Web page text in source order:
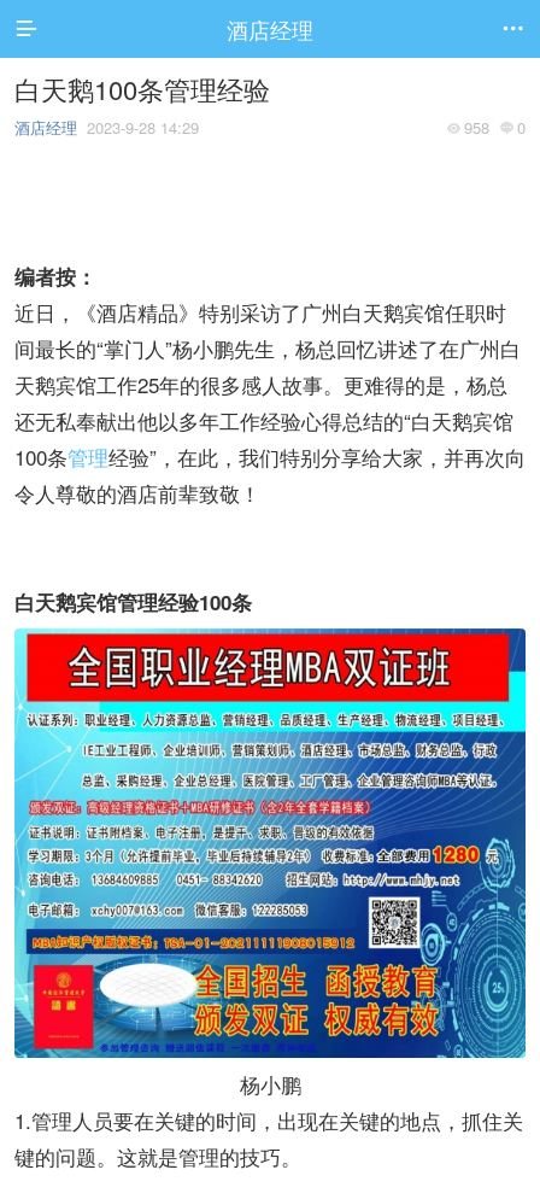
 酒店经理 
白天鹅100条管理经验
 958  0
酒店经理 2023-9-28 14:29
编者按：
近日，《酒店精品》特别采访了广州白天鹅宾馆任职时
间最长的“掌门人”杨小鹏先生，杨总回忆讲述了在广州白
天鹅宾馆工作25年的很多感人故事。更难得的是，杨总
还无私奉献出他以多年工作经验心得总结的“白天鹅宾馆
100条管理经验”，在此，我们特别分享给大家，并再次向
令人尊敬的酒店前辈致敬！
白天鹅宾馆管理经验100条
杨小鹏
1.管理人员要在关键的时间，出现在关键的地点，抓住关
键的问题。这就是管理的技巧。